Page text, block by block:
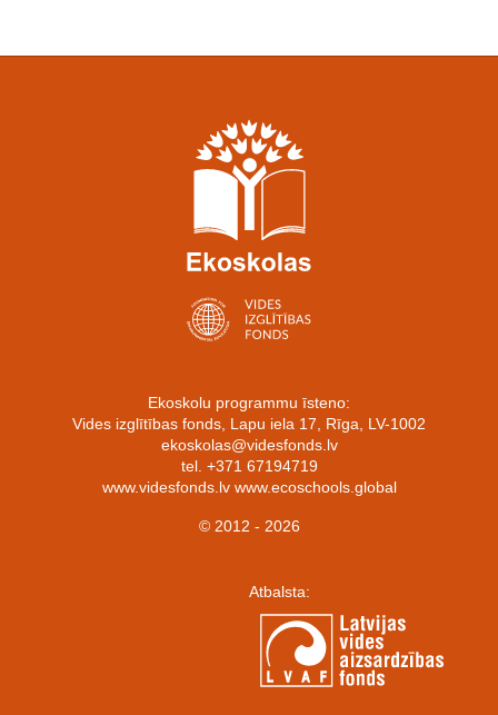
Ekoskolu programmu īsteno:
Vides izglītības fonds, Lapu iela 17, Rīga, LV-1002
ekoskolas@videsfonds.lv
tel. +371 67194719
www.videsfonds.lv www.ecoschools.global
© 2012 - 2026
Atbalsta: